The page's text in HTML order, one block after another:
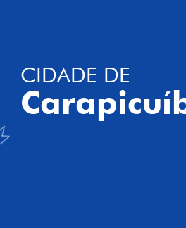
CIDADE DE